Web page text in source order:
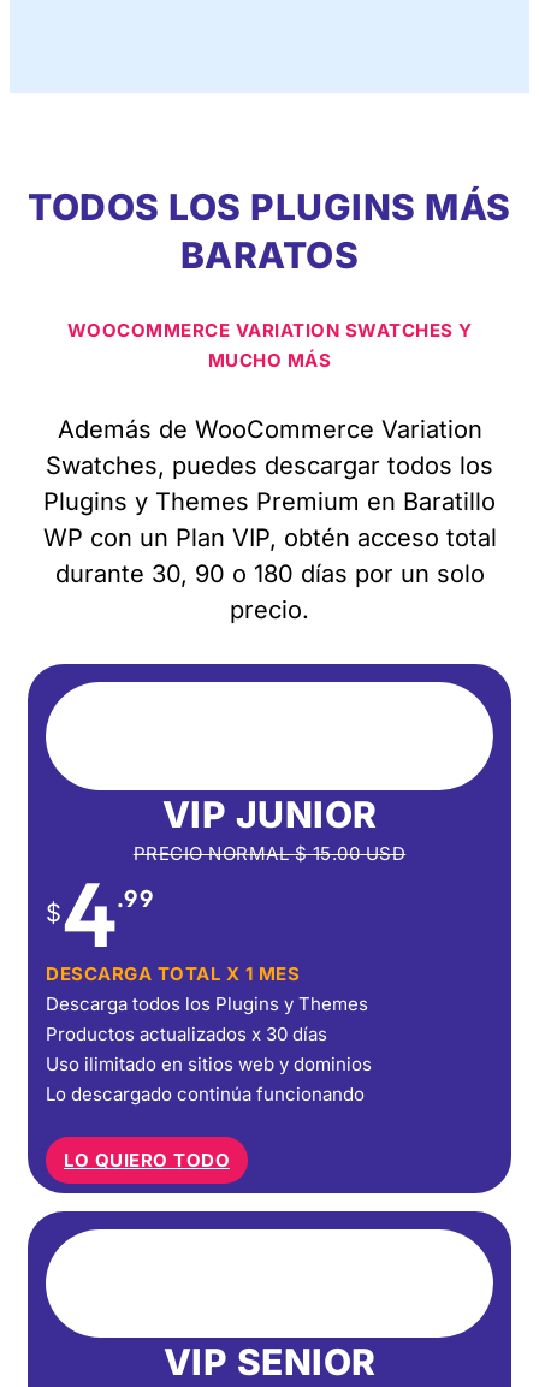
TODOS LOS PLUGINS MÁS
BARATOS
WOOCOMMERCE VARIATION SWATCHES Y
MUCHO MÁS
Además de WooCommerce Variation
Swatches, puedes descargar todos los
Plugins y Themes Premium en Baratillo
WP con un Plan VIP, obtén acceso total
durante 30, 90 o 180 días por un solo
precio.
VIP JUNIOR
PRECIO NORMAL$15.00USD
$4.99
DESCARGA TOTAL X 1 MES
Descarga todos los Plugins y Themes
Productos actualizados x 30 días
Uso ilimitado en sitios web y dominios
Lo descargado continúa funcionando
LO QUIERO TODO
VIP SENIOR